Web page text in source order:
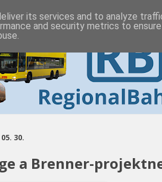
30.
a Brenner-
its services and to analyze
and security metrics to